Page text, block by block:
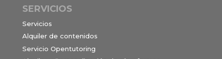
SERVICIOS
Servicios
Alquiler de contenidos
Servicio Opentutoring